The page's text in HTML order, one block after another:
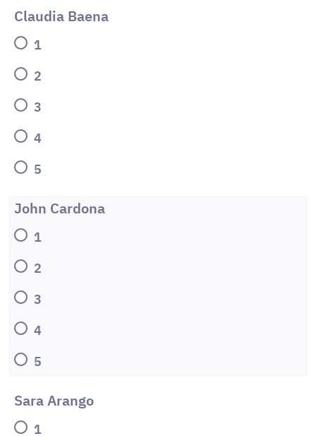
Claudia Baena
1
2
3
4
5
John Cardona
1
2
3
4
5
Sara Arango
1